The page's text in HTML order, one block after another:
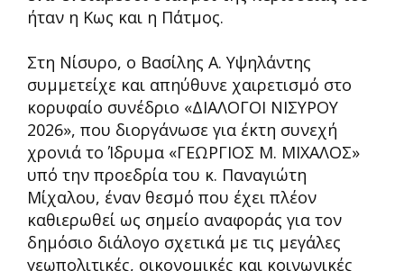
ήταν η Κως και η Πάτμος.
Στη Νίσυρο, ο Βασίλης Α. Υψηλάντης
συμμετείχε και απηύθυνε χαιρετισμό στο
κορυφαίο συνέδριο «ΔΙΑΛΟΓΟΙ ΝΙΣΥΡΟΥ
2026», που διοργάνωσε για έκτη συνεχή
χρονιά το Ίδρυμα «ΓΕΩΡΓΙΟΣ Μ. ΜΙΧΑΛΟΣ»
υπό την προεδρία του κ. Παναγιώτη
Μίχαλου, έναν θεσμό που έχει πλέον
καθιερωθεί ως σημείο αναφοράς για τον
δημόσιο διάλογο σχετικά με τις μεγάλες
γεωπολιτικές, οικονομικές και κοινωνικές